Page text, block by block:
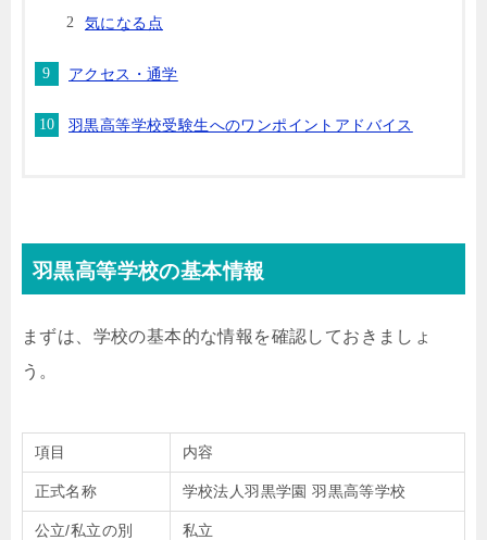
気になる点
アクセス・通学
羽黒高等学校受験生へのワンポイントアドバイス
羽黒高等学校の基本情報
まずは、学校の基本的な情報を確認しておきましょ
う。
項目 内容
正式名称 学校法人羽黒学園 羽黒高等学校
公立/私立の別 私立